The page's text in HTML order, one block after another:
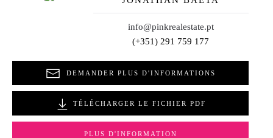
info@pinkrealestate.pt
(+351) 291 759 177
DEMANDER PLUS D'INFORMATIONS
TÉLÉCHARGER LE FICHIER PDF
PLUS D'INFORMATION